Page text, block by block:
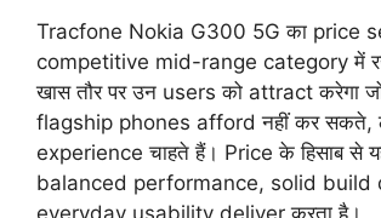
Tracfone Nokia G300 5G का price
competitive mid-range category में
खास तौर पर उन users को attract करेगा
flagship phones afford नहीं कर सकते,
experience चाहते हैं। Price के हिसाब से
balanced performance, solid build
everyday usability deliver करता है।